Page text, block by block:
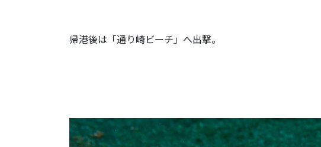
帰港後は「通り崎ビーチ」へ出撃。